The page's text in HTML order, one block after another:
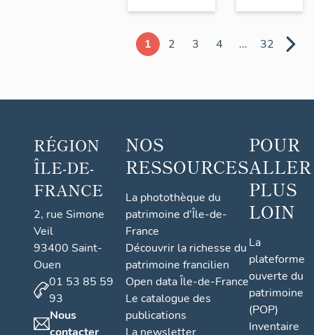
1 2 3 4 ... 32
RÉGION
ÎLE-DE-
FRANCE
2, rue Simone
Veil
93400 Saint-
Ouen
01 53 85 59
93
Nous
NOS
RESSOURCES
La photothèque du
patrimoine d'Île-de-
France
Découvrir la richesse du
patrimoine francilien
Open data Île-de-France
Le catalogue des
publications
POUR
ALLER
PLUS
LOIN
La
plateforme
ouverte du
patrimoine
(POP)
Inventaire